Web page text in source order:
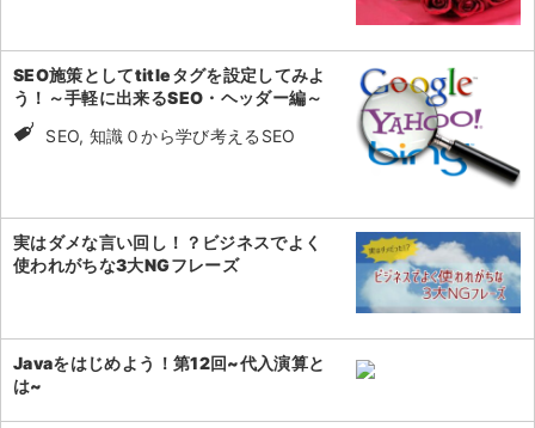
SEO施策としてtitleタグを設定してみよ
う！～手軽に出来るSEO・ヘッダー編～
SEO, 知識０から学び考えるSEO
実はダメな言い回し！？ビジネスでよく
使われがちな3大NGフレーズ
Javaをはじめよう！第12回~代入演算と
は~